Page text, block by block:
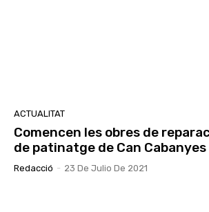
ACTUALITAT
Comencen les obres de
de patinatge de Can Cabanyes
Redacció - 23 De Julio De 2021